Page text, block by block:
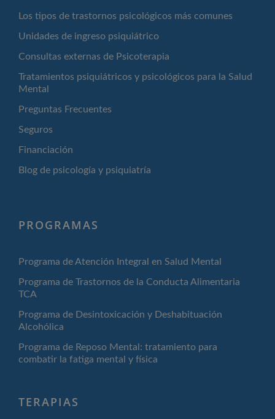
Los tipos de trastornos psicológicos más comunes
Unidades de ingreso psiquiátrico
Consultas externas de Psicoterapia
Tratamientos psiquiátricos y psicológicos para la Salud
Mental
Preguntas Frecuentes
Seguros
Financiación
Blog de psicología y psiquiatría
PROGRAMAS
Programa de Atención Integral en Salud Mental
Programa de Trastornos de la Conducta Alimentaria
TCA
Programa de Desintoxicación y Deshabituación
Alcohólica
Programa de Reposo Mental: tratamiento para
combatir la fatiga mental y física
TERAPIAS